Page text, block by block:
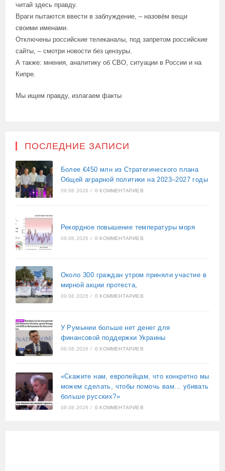
читай здесь правду.
Враги пытаются ввести в заблуждение, – назовём вещи
своими именами.
Отключены российские телеканалы, под запретом российские
сайты, – смотри новости без цензуры.
А также: мнения, аналитику об СВО, ситуации в России и на
Кипре.
Мы ищем правду, излагаем факты
ПОСЛЕДНИЕ ЗАПИСИ
Более €450 млн из Стратегического плана
Общей аграрной политики на 2023–2027 годы
09.08.2026 / 0 КОММЕНТАРИЕВ
Рекордное повышение температуры моря
09.08.2026 / 0 КОММЕНТАРИЕВ
Около 300 граждан утром приняли участие в
мирной акции протеста,
09.08.2026 / 0 КОММЕНТАРИЕВ
У Румынии больше нет денег для
финансовой поддержки Украины
08.08.2026 / 0 КОММЕНТАРИЕВ
«Скажите нам, европейцам, что конкретно мы
можем сделать, чтобы помочь вам… убивать
больше русских?»
08.08.2026 / 0 КОММЕНТАРИЕВ